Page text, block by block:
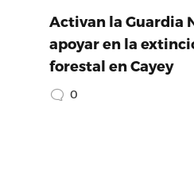
Activan la Guardia
apoyar en la
forestal en Cayey
0